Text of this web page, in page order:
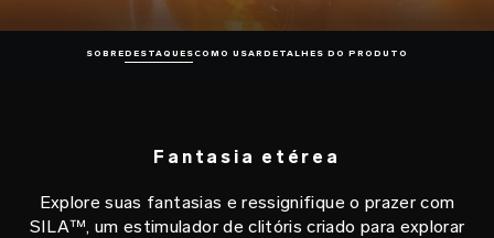
SOBREDESTAQUESCOMO USAR DETALHES DO PRODUTO
Fantasia etérea
Explore suas fantasias e ressignifique o prazer com
SILA™, um estimulador de clitóris criado para explorar